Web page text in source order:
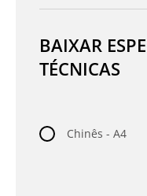
BAIXAR
TÉCNICAS
Chinês - A4